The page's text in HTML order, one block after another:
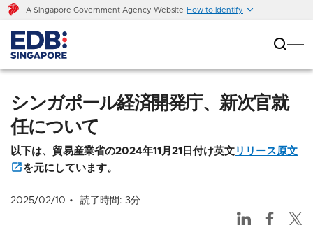
A Singapore Government Agency Website How to identify
シンガポール経済開発庁、新次官就
任について
以下は、貿易産業省の2024年11月21日付け英文 リリース原文
を元にしています。
2025/02/10 読了時間: 3分